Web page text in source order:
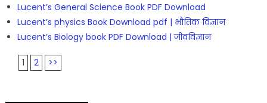
Lucent’s General Science Book PDF Download
Lucent’s physics Book Download pdf | भौतिक विज्ञान
Lucent’s Biology book PDF Download | जीवविज्ञान
1 2 >>